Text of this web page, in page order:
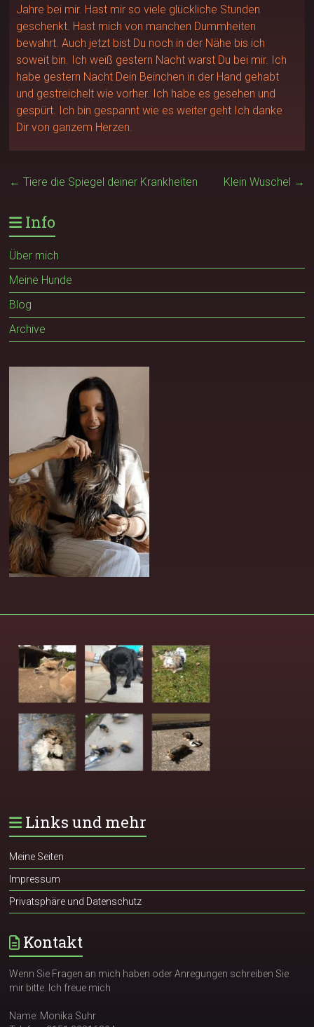
Jahre bei mir. Hast mir so viele glückliche Stunden
geschenkt. Hast mich von manchen Dummheiten
bewahrt. Auch jetzt bist Du noch in der Nähe bis ich
soweit bin. Ich weiß gestern Nacht warst Du bei mir. Ich
habe gestern Nacht Dein Beinchen in der Hand gehabt
und gestreichelt wie vorher. Ich habe es gesehen und
gespürt. Ich bin gespannt wie es weiter geht Ich danke
Dir von ganzem Herzen.
← Tiere die Spiegel deiner Krankheiten Klein Wuschel →
Info
Über mich
Meine Hunde
Blog
Archive
Links und mehr
Meine Seiten
Impressum
Privatsphäre und Datenschutz
Kontakt
Wenn Sie Fragen an mich haben oder Anregungen schreiben Sie
mir bitte. Ich freue mich
Name: Monika Suhr